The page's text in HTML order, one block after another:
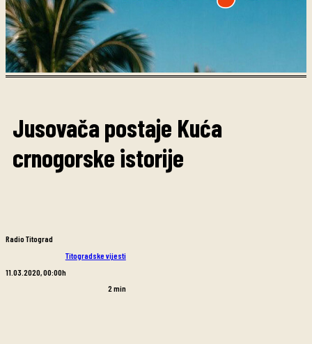
Jusovača postaje Kuća
crnogorske istorije
Radio Titograd
Titogradske vijesti
11.03.2020, 00:00h
2 min